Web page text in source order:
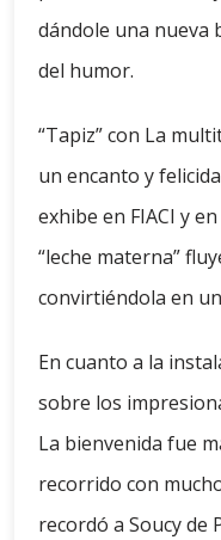
dándole una nueva
del humor.
“Tapiz” con La
un encanto y
exhibe en FIACI y
“leche materna”
convirtiéndola en
En cuanto a la
sobre los
La bienvenida fue
recorrido con
recordó a Soucy de